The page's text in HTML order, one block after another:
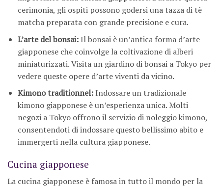
cerimonia, gli ospiti possono godersi una tazza di tè
matcha preparata con grande precisione e cura.
L’arte del bonsai:Il bonsai è un’antica forma d’arte
giapponese che coinvolge la coltivazione di alberi
miniaturizzati. Visita un giardino di bonsai a Tokyo per
vedere queste opere d’arte viventi da vicino.
Kimono traditionnel:Indossare un tradizionale
kimono giapponese è un’esperienza unica. Molti
negozi a Tokyo offrono il servizio di noleggio kimono,
consentendoti di indossare questo bellissimo abito e
immergerti nella cultura giapponese.
Cucina giapponese
La cucina giapponese è famosa in tutto il mondo per la